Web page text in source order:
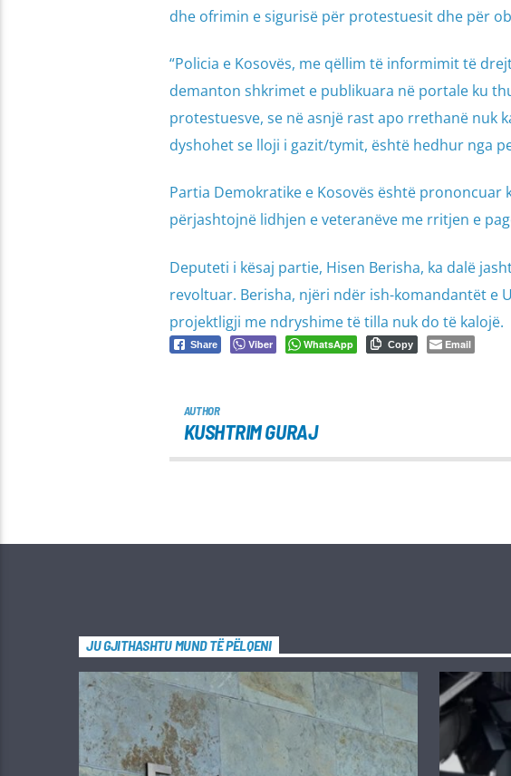
dhe ofrimin e sigurisë për protestuesit dhe për
“Policia e Kosovës, me qëllim të informimit të
demanton shkrimet e publikuara në portale ku
protestuesve, se në asnjë rast apo rrethanë nuk
dyshohet se lloji i gazit/tymit, është hedhur nga
Partia Demokratike e Kosovës është
përjashtojnë lidhjen e veteranëve me rritjen e
Deputeti i kësaj partie, Hisen Berisha, ka dalë
revoltuar. Berisha, njëri ndër ish-komandantët e
projektligji me ndryshime të tilla nuk do të kalojë.
Share Viber WhatsApp Copy Email
AUTHOR
KUSHTRIM GURAJ
JU GJITHASHTU MUND TË PËLQENI